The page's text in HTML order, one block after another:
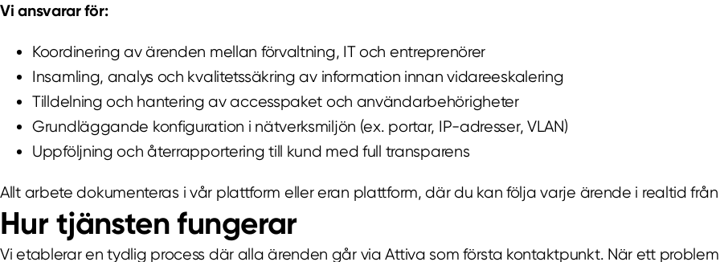
Vi ansvarar för:
Koordinering av ärenden mellan förvaltning, IT och entreprenörer
Insamling, analys och kvalitetssäkring av information innan vidareeskalering
Tilldelning och hantering av accesspaket och användarbehörigheter
Grundläggande konfiguration i nätverksmiljön (ex. portar, IP-adresser, VLAN)
Uppföljning och återrapportering till kund med full transparens
Allt arbete dokumenteras i vår plattform eller eran plattform, där du kan följa varje ärende i realtid
Hur tjänsten fungerar
Vi etablerar en tydlig process där alla ärenden går via Attiva som första kontaktpunkt. När ett